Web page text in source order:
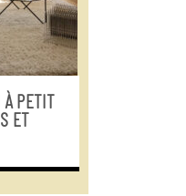
PETIT
ET